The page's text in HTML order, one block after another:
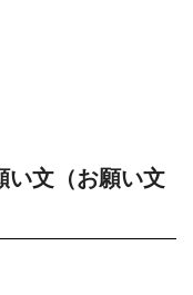
い文（お願い文